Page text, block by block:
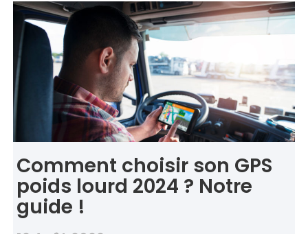
Comment choisir son GPS
poids lourd 2024 ? Notre
guide !